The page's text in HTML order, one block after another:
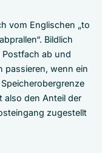
vom Englischen „to
Bildlich
Postfach ab und
passieren, wenn ein
also den Anteil der
zugestellt